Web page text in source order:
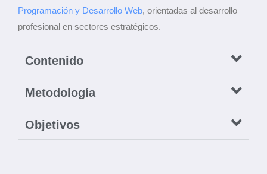
Programación y Desarrollo Web, orientadas al desarrollo
profesional en sectores estratégicos.
Contenido
Metodología
Objetivos